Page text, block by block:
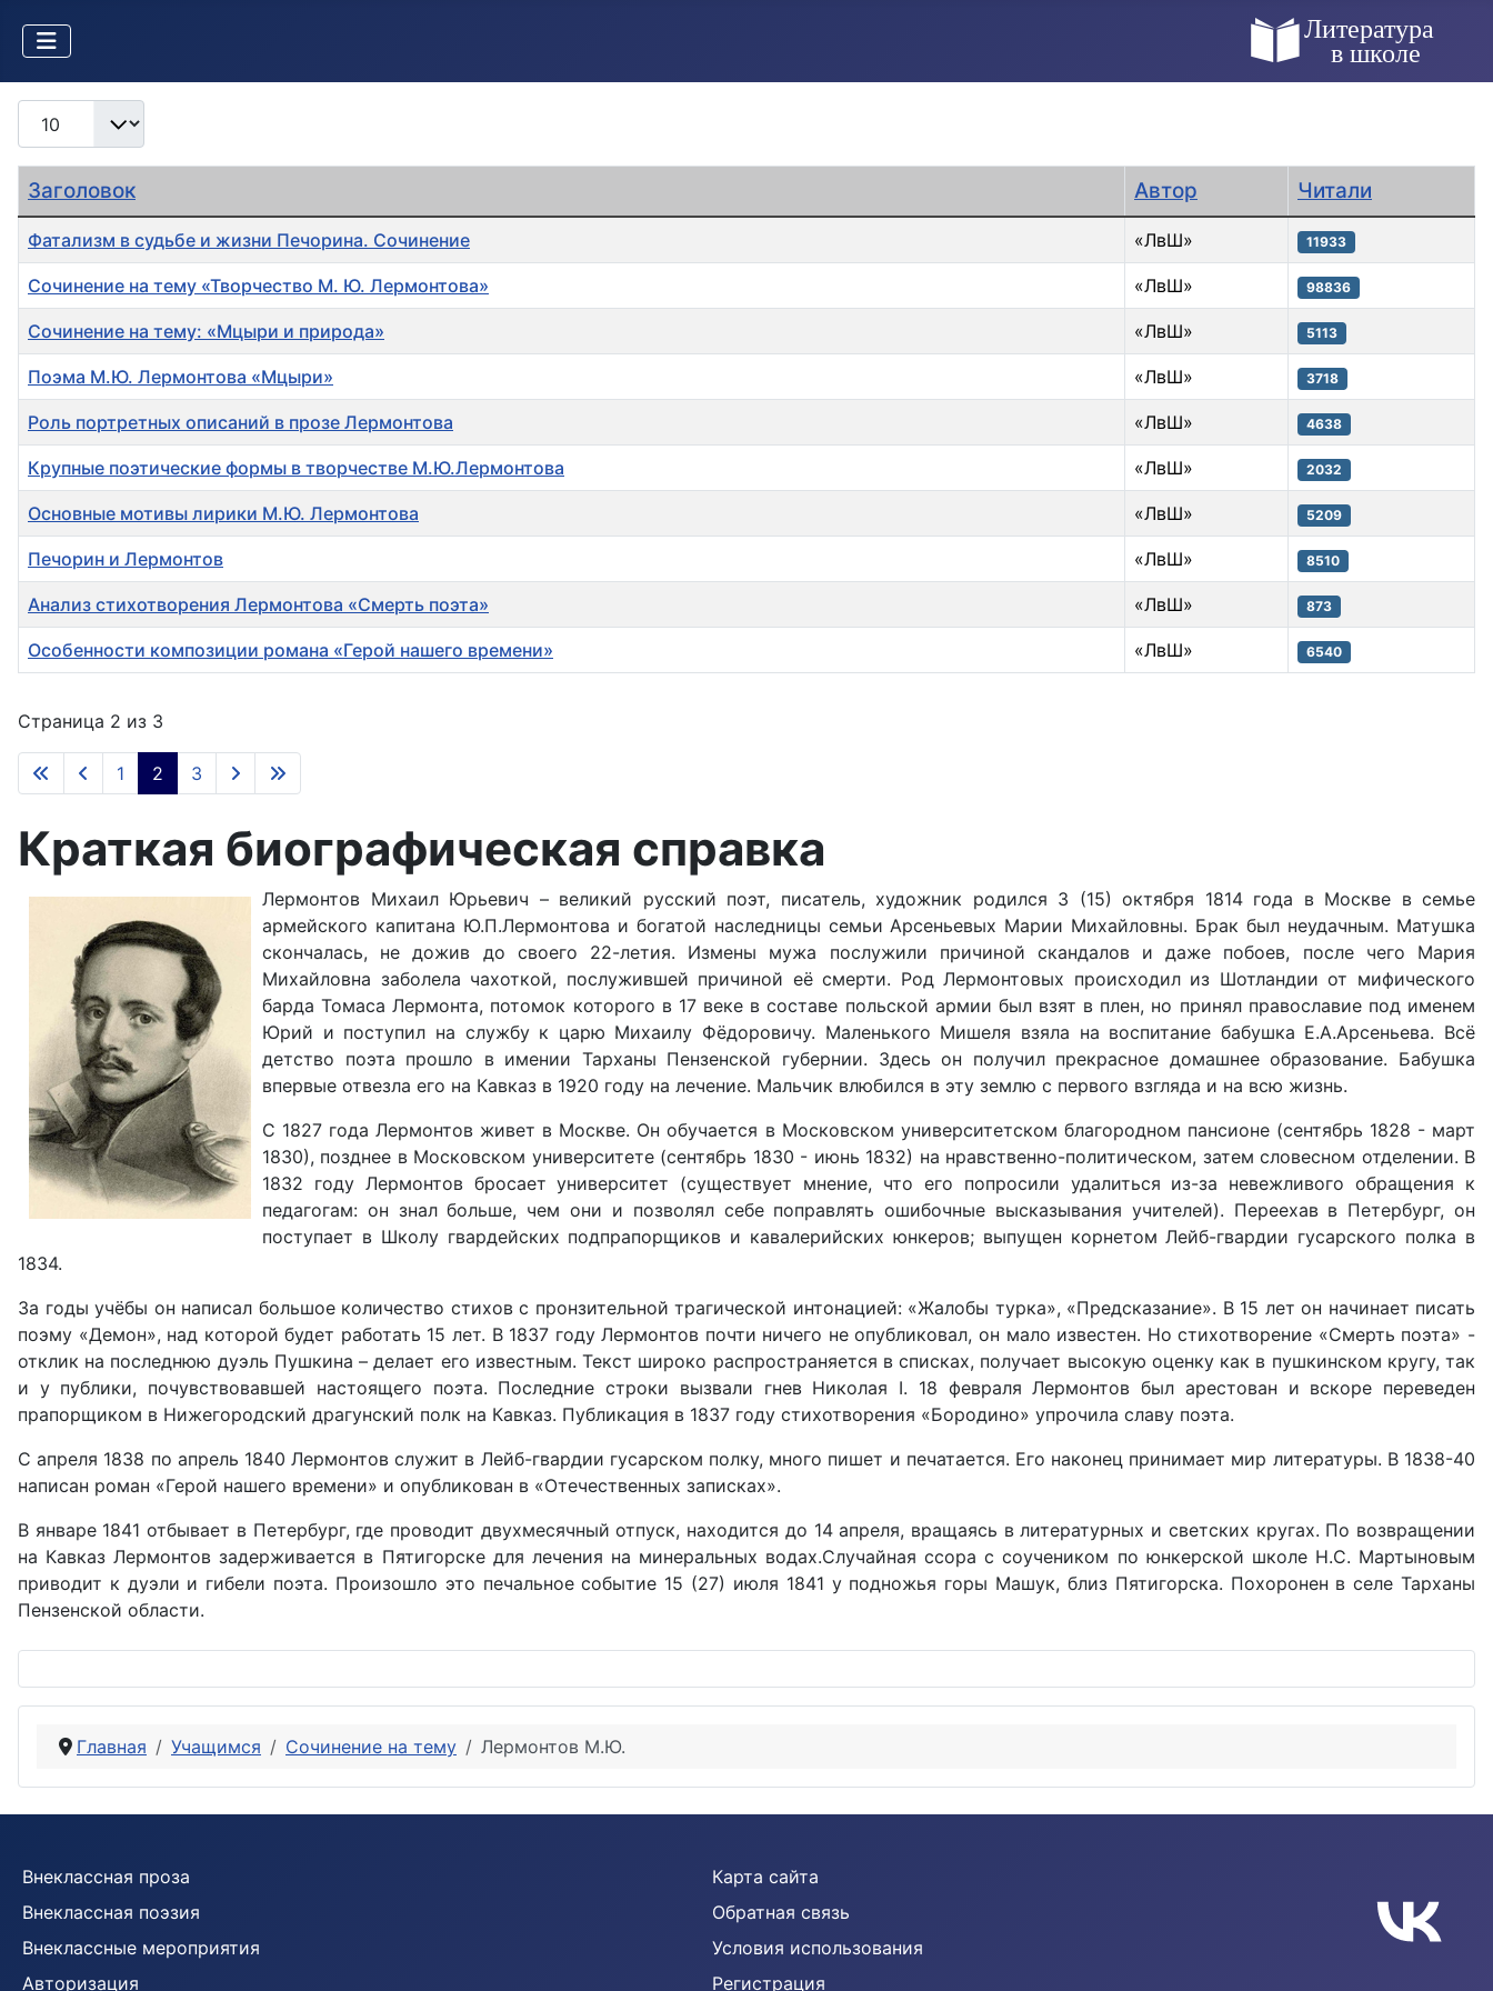
Кол-во строк:
Заголовок Автор Читали
Фатализм в судьбе и жизни Печорина. Сочинение «ЛвШ» 11933
Сочинение на тему «Творчество М. Ю. Лермонтова» «ЛвШ» 98836
Сочинение на тему: «Мцыри и природа» «ЛвШ» 5113
Поэма М.Ю. Лермонтова «Мцыри» «ЛвШ» 3718
Роль портретных описаний в прозе Лермонтова «ЛвШ» 4638
Крупные поэтические формы в творчестве М.Ю.Лермонтова «ЛвШ» 2032
Основные мотивы лирики М.Ю. Лермонтова «ЛвШ» 5209
Печорин и Лермонтов «ЛвШ» 8510
Анализ стихотворения Лермонтова «Смерть поэта» «ЛвШ» 873
Особенности композиции романа «Герой нашего времени» «ЛвШ» 6540
Страница 2 из 3
1 2 3
Краткая биографическая справка
Лермонтов Михаил Юрьевич – великий русский поэт, писатель, художник родился 3 (15) октября 1814 года в Москве в семье
армейского капитана Ю.П.Лермонтова и богатой наследницы семьи Арсеньевых Марии Михайловны. Брак был неудачным. Матушка
скончалась, не дожив до своего 22-летия. Измены мужа послужили причиной скандалов и даже побоев, после чего Мария
Михайловна заболела чахоткой, послужившей причиной её смерти. Род Лермонтовых происходил из Шотландии от мифического
барда Томаса Лермонта, потомок которого в 17 веке в составе польской армии был взят в плен, но принял православие под именем
Юрий и поступил на службу к царю Михаилу Фёдоровичу. Маленького Мишеля взяла на воспитание бабушка Е.А.Арсеньева. Всё
детство поэта прошло в имении Тарханы Пензенской губернии. Здесь он получил прекрасное домашнее образование. Бабушка
впервые отвезла его на Кавказ в 1920 году на лечение. Мальчик влюбился в эту землю с первого взгляда и на всю жизнь.
С 1827 года Лермонтов живет в Москве. Он обучается в Московском университетском благородном пансионе (сентябрь 1828 - март
1830), позднее в Московском университете (сентябрь 1830 - июнь 1832) на нравственно-политическом, затем словесном отделении. В
1832 году Лермонтов бросает университет (существует мнение, что его попросили удалиться из-за невежливого обращения к
педагогам: он знал больше, чем они и позволял себе поправлять ошибочные высказывания учителей). Переехав в Петербург, он
поступает в Школу гвардейских подпрапорщиков и кавалерийских юнкеров; выпущен корнетом Лейб-гвардии гусарского полка в
1834.
За годы учёбы он написал большое количество стихов с пронзительной трагической интонацией: «Жалобы турка», «Предсказание». В 15 лет он начинает писать
поэму «Демон», над которой будет работать 15 лет. В 1837 году Лермонтов почти ничего не опубликовал, он мало известен. Но стихотворение «Смерть поэта» -
отклик на последнюю дуэль Пушкина – делает его известным. Текст широко распространяется в списках, получает высокую оценку как в пушкинском кругу, так
и у публики, почувствовавшей настоящего поэта. Последние строки вызвали гнев Николая I. 18 февраля Лермонтов был арестован и вскоре переведен
прапорщиком в Нижегородский драгунский полк на Кавказ. Публикация в 1837 году стихотворения «Бородино» упрочила славу поэта.
С апреля 1838 по апрель 1840 Лермонтов служит в Лейб-гвардии гусарском полку, много пишет и печатается. Его наконец принимает мир литературы. В 1838-40
написан роман «Герой нашего времени» и опубликован в «Отечественных записках».
В январе 1841 отбывает в Петербург, где проводит двухмесячный отпуск, находится до 14 апреля, вращаясь в литературных и светских кругах. По возвращении
на Кавказ Лермонтов задерживается в Пятигорске для лечения на минеральных водах.Случайная ссора с соучеником по юнкерской школе Н.С. Мартыновым
приводит к дуэли и гибели поэта. Произошло это печальное событие 15 (27) июля 1841 у подножья горы Машук, близ Пятигорска. Похоронен в селе Тарханы
Пензенской области.
Главная Учащимся Сочинение на тему Лермонтов М.Ю.
Внеклассная проза
Внеклассная поэзия
Внеклассные мероприятия
Авторизация
Карта сайта
Обратная связь
Условия использования
Регистрация